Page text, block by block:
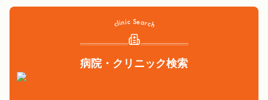
病院・クリニック検索